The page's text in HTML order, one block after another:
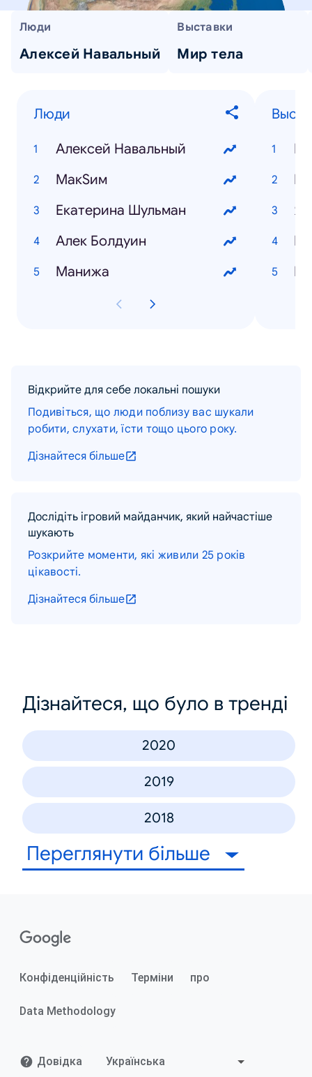
Люди
Алексей Навальный
Выставки
Мир тела
Люди
Алексей Навальный
МакSим
Екатерина Шульман
Алек Болдуин
Манижа
Я,
Відкрийте для себе локальні пошуки
Подивіться, що люди поблизу вас шукали
робити, слухати, їсти тощо цього року.
Дізнайтеся більше
Дослідіть ігровий майданчик, який найчастіше
шукають
Розкрийте моменти, які живили 25 років
цікавості.
Дізнайтеся більше
Дізнайтеся, що було в тренді
2020
2019
2018
Переглянути більше
Конфіденційність Терміни про
Data Methodology
Довідка